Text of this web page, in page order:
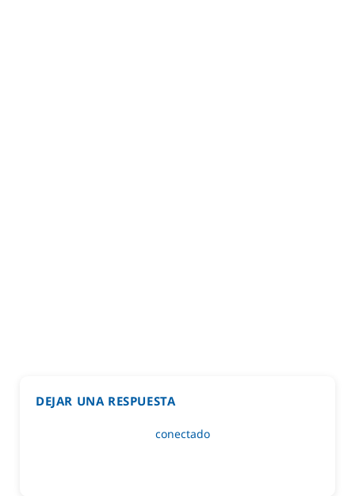
DEJAR UNA RESPUESTA
conectado